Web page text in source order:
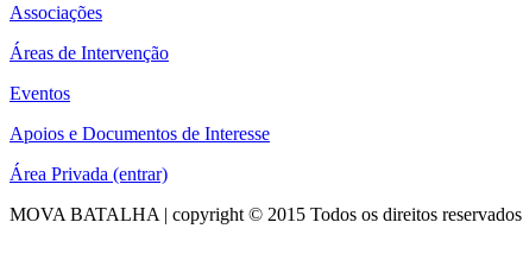
Associações
Áreas de Intervenção
Eventos
Apoios e Documentos de Interesse
Área Privada (entrar)
MOVA BATALHA | copyright © 2015 Todos os direitos reservados